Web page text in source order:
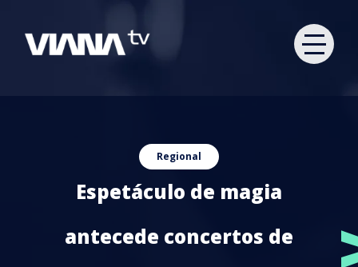
Regional
Espetáculo de magia
antecede concertos de